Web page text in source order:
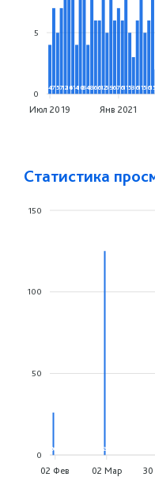
5
0
475712161141084866125967611536115615
Июл 2019 Янв 2021
Статистика
150
100
50
0
026 125
02 Фев 02 Мар